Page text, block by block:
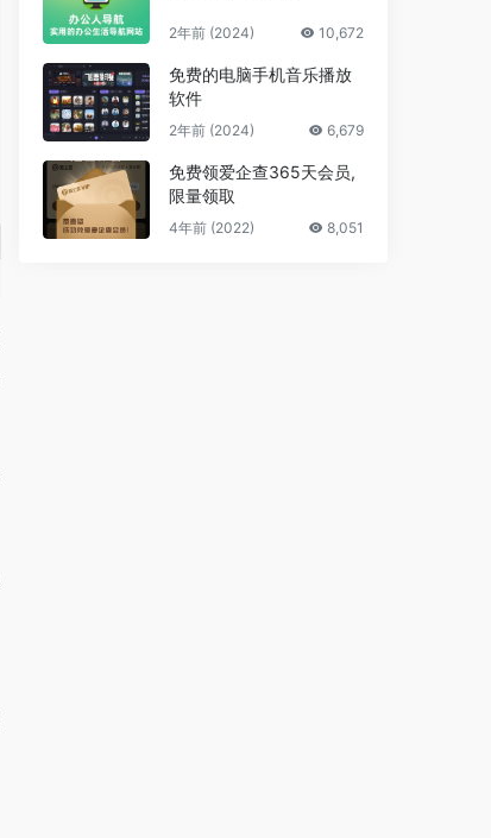
2年前 (2024) 10,672
免费的电脑手机音乐播放
软件
2年前 (2024) 6,679
免费领爱企查365天会员,
限量领取
4年前 (2022) 8,051